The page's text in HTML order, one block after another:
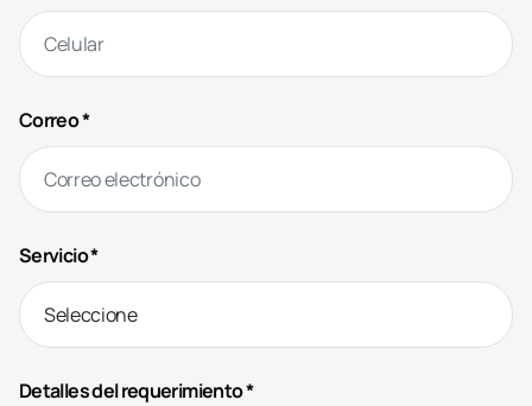
Correo *
Servicio *
Detalles del requerimiento *